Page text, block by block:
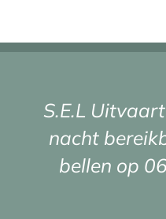
S.E.L
nacht
bellen op